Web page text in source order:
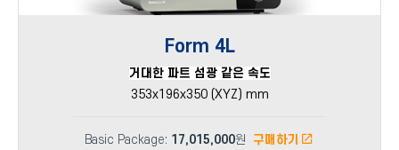
Form 4L
거대한 파트 섬광 같은 속도
353x196x350 (XYZ) mm
Basic Package: 17,015,000원 구매하기